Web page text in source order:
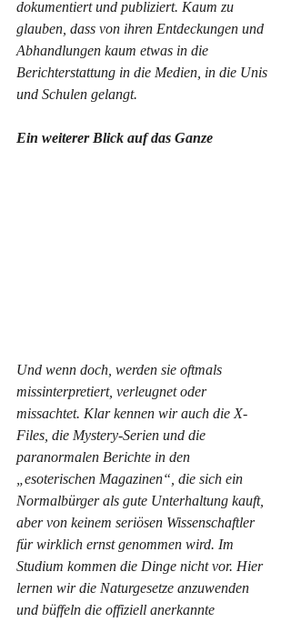
dokumentiert und publiziert. Kaum zu
glauben, dass von ihren Entdeckungen und
Abhandlungen kaum etwas in die
Berichterstattung in die Medien, in die Unis
und Schulen gelangt.
Ein weiterer Blick auf das Ganze
Und wenn doch, werden sie oftmals
missinterpretiert, verleugnet oder
missachtet. Klar kennen wir auch die X-
Files, die Mystery-Serien und die
paranormalen Berichte in den
„esoterischen Magazinen“, die sich ein
Normalbürger als gute Unterhaltung kauft,
aber von keinem seriösen Wissenschaftler
für wirklich ernst genommen wird. Im
Studium kommen die Dinge nicht vor. Hier
lernen wir die Naturgesetze anzuwenden
und büffeln die offiziell anerkannte